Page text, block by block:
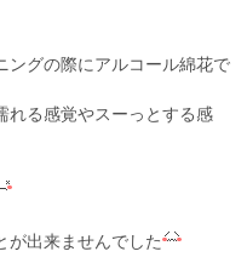
ングの際にアルコール綿花で
れる感覚やスーっとする感
が出来ませんでした